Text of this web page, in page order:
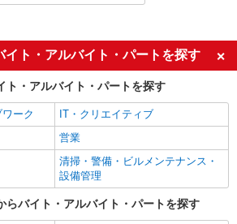
ミドル（40代～）活躍中
車通勤OK
社会保険あり
イト・アルバイト・パートを探す
ト・アルバイト・パートを探す
ーク
IT・クリエイティブ
営業
清掃・警備・ビルメンテナンス・
設備管理
らバイト・アルバイト・パートを探す